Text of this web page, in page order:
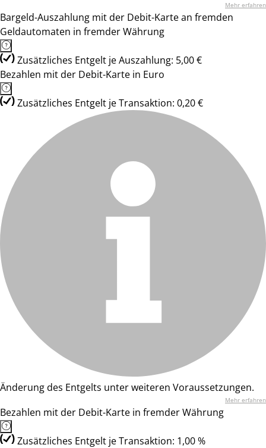
Mehr erfahren
Bargeld-Auszahlung mit der Debit-Karte an fremden
Geldautomaten in fremder Währung
Zusätzliches Entgelt je Auszahlung: 5,00 €
Bezahlen mit der Debit-Karte in Euro
Zusätzliches Entgelt je Transaktion: 0,20 €
Änderung des Entgelts unter weiteren Voraussetzungen.
Mehr erfahren
Bezahlen mit der Debit-Karte in fremder Währung
Zusätzliches Entgelt je Transaktion: 1,00 %